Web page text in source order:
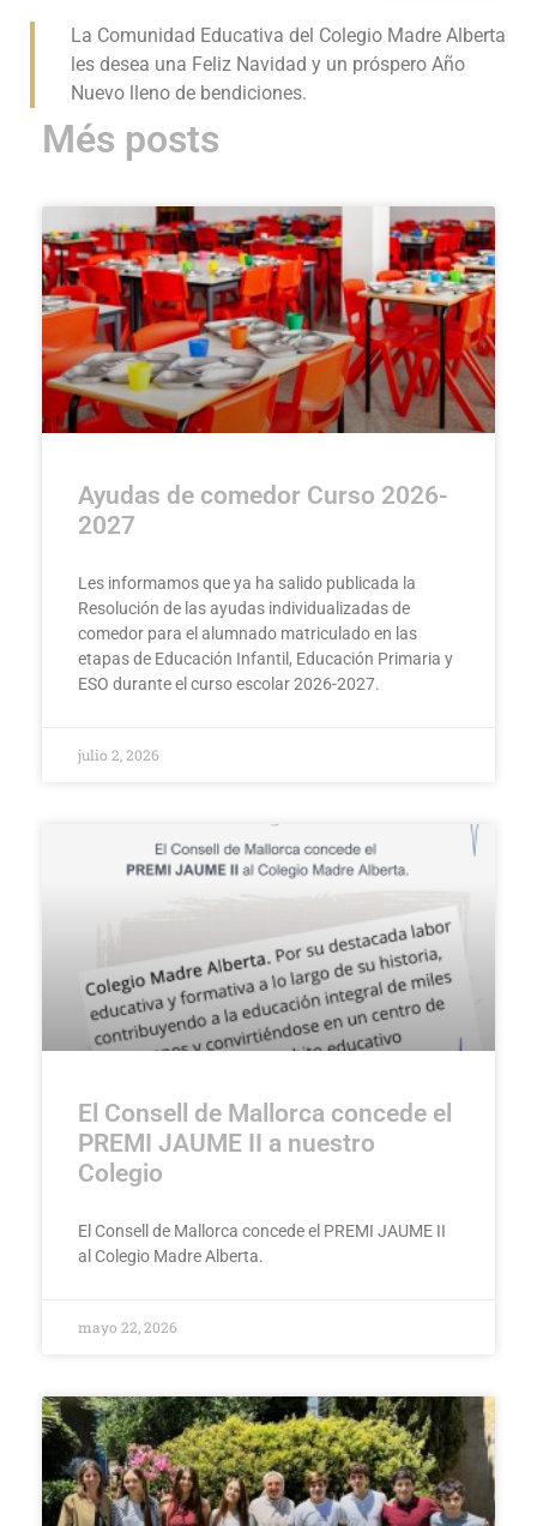
La Comunidad Educativa del Colegio Madre Alberta
les desea una Feliz Navidad y un próspero Año
Nuevo lleno de bendiciones.
Més posts
Ayudas de comedor Curso 2026-
2027
Les informamos que ya ha salido publicada la
Resolución de las ayudas individualizadas de
comedor para el alumnado matriculado en las
etapas de Educación Infantil, Educación Primaria y
ESO durante el curso escolar 2026-2027.
julio 2, 2026
El Consell de Mallorca concede el
PREMI JAUME II a nuestro
Colegio
El Consell de Mallorca concede el PREMI JAUME II
al Colegio Madre Alberta.
mayo 22, 2026